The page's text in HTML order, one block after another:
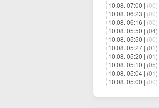
10.08. 07:00 | (00)
10.08. 06:23 | (00)
10.08. 06:16 | (00)
10.08. 05:50 | (04)
10.08. 05:50 | (00)
10.08. 05:27 | (01)
10.08. 05:20 | (01)
10.08. 05:10 | (05)
10.08. 05:04 | (01)
10.08. 05:00 | (00)